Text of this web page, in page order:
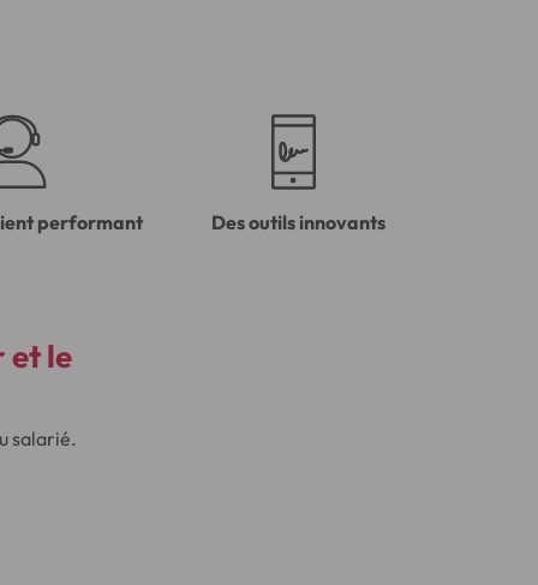
performant Des outils innovants
et le
salarié.